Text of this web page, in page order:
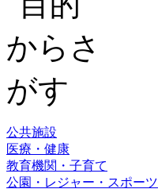
公共施設
医療・健康
教育機関・子育て
公園・レジャー・スポーツ